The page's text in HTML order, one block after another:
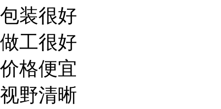
包装很好
做工很好
价格便宜
视野清晰